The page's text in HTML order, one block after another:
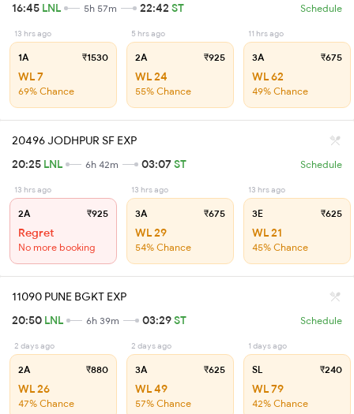
16:45 LNL 5h 57m 22:42 ST Schedule
13 hrs ago
1A ₹1530
WL 7
69% Chance
5 hrs ago
2A ₹925
WL 24
55% Chance
11 hrs ago
3A ₹675
WL 62
49% Chance
20496 JODHPUR SF EXP
20:25 LNL 6h 42m 03:07ST Schedule
13 hrs ago
2A ₹925
Regret
No more booking
13 hrs ago
3A ₹675
WL 29
54% Chance
13 hrs ago
3E ₹625
WL 21
45% Chance
11090 PUNE BGKT EXP
20:50 LNL 6h 39m 03:29ST Schedule
2 days ago
2A ₹880
WL 26
47% Chance
2 days ago
3A ₹625
WL 49
57% Chance
1 days ago
SL ₹240
WL 79
42% Chance